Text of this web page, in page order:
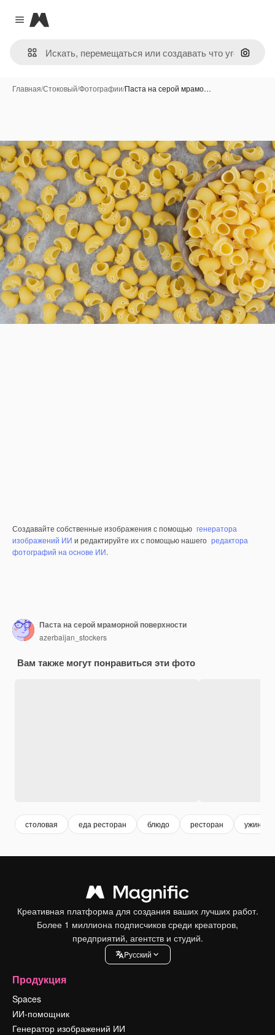
Close menu
Magnific
Поиск
Главная/Стоковый/Фотографии/Паста на серой мрамо…
Создавайте собственные изображения с помощью генератора
изображений ИИ и редактируйте их с помощью нашего редактора
фотографий на основе ИИ.
Паста на серой мраморной поверхности
azerbaijan_stockers
Вам также могут понравиться эти фото
столовая еда ресторан блюдо ресторан ужин
Креативная платформа для создания ваших лучших работ.
Более 1 миллиона подписчиков среди креаторов,
предприятий, агентств и студий.
Pусский
Продукция
Spaces
ИИ-помощник
Генератор изображений ИИ